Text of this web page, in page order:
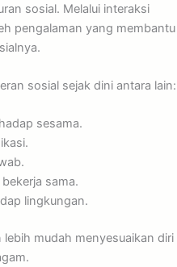
sosial. Melalui interaksi
pengalaman yang membantu
sosial sejak dini antara lain:
sesama.
sama.
lingkungan.
mudah menyesuaikan diri